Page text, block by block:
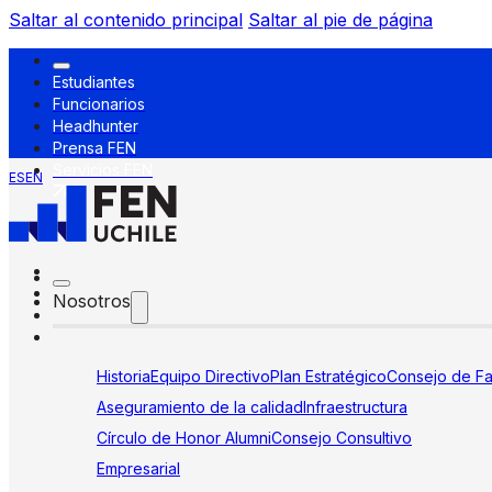
Saltar al contenido principal Saltar al pie de página
Estudiantes
Funcionarios
Headhunter
Prensa FEN
ESEN
Nosotros
HistoriaEquipo DirectivoPlan EstratégicoConsejo de
Aseguramiento de la calidadInfraestructura
Círculo de Honor AlumniConsejo Consultivo
Empresarial